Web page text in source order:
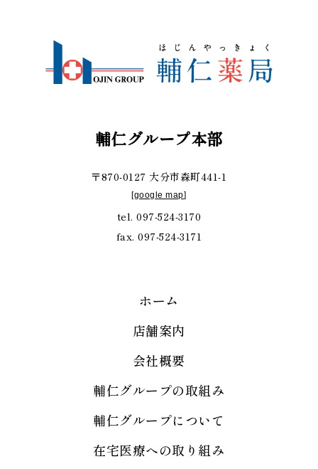
輔仁グループ本部
〒870-0127 大分市森町441-1
[google map]
tel. 097-524-3170
fax. 097-524-3171
ホーム
店舗案内
会社概要
輔仁グループの取組み
輔仁グループについて
在宅医療への取り組み